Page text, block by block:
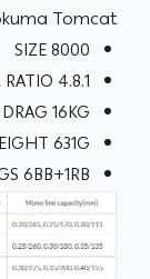
Tomcat
SIZE 8000
4.8.1
16KG
631G
6BB+1RB